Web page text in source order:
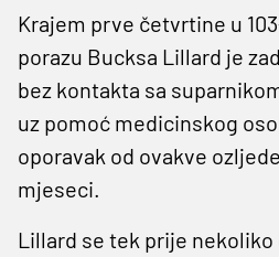
Krajem prve četvrtine u
porazu Bucksa Lillard je
bez kontakta sa
uz pomoć medicinskog
oporavak od ovakve
mjeseci.
Lillard se tek prije